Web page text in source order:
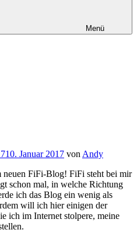
Menü
10. Januar 2017 von Andy
FiFi-Blog! FiFi steht bei mir
schon mal, in welche Richtung
ich das Blog ein wenig als
will ich hier einigen der
ich im Internet stolpere, meine